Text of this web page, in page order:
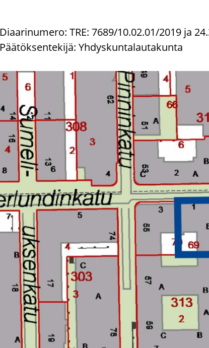
Diaarinumero: TRE: 7689/10.02.01/2019 ja
Päätöksentekijä: Yhdyskuntalautakunta